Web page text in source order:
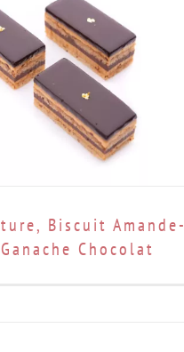
Biscuit Amande-
Chocolat